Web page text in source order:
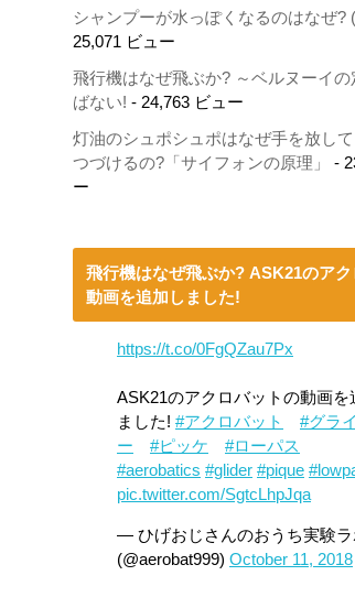
シャンプーが水っぽくなるのはなぜ?
25,071 ビュー
飛行機はなぜ飛ぶか? ～ベルヌーイ
ばない! - 24,763 ビュー
灯油のシュポシュポはなぜ手を放し
つづけるの?「サイフォンの原理」
-
ー
飛行機はなぜ飛ぶか? ASK21のアク
動画を追加しました!
https://t.co/0FgQZau7Px
ASK21のアクロバットの動画を
ました! #アクロバット
#グラ
ー
#ピッケ
#ローパス
#aerobatics #glider #pique
pic.twitter.com/SgtcLhpJqa
— ひげおじさんのおうち実験ラ
(@aerobat999) October 11, 2018